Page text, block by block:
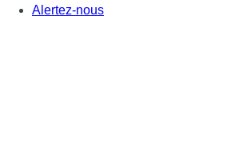
Alertez-nous